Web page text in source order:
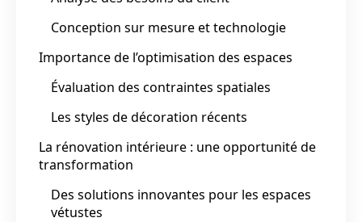
Conception sur mesure et technologie
Importance de l’optimisation des espaces
Évaluation des contraintes spatiales
Les styles de décoration récents
La rénovation intérieure : une opportunité de
transformation
Des solutions innovantes pour les espaces
vétustes